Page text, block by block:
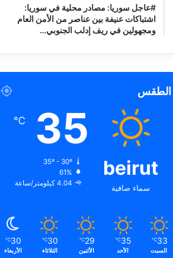
#عاجل سوريا: مصادر محلية في سوريا:
اشتباكات عنيفة بين عناصر من الأمن العام
ومجهولين في ريف إدلب الجنوبي…
الطقس
beirut
سماء صافية
35
℃
35º - 30º
61%
4.04 كيلومتر/ساعة
33
℃
السبت
35
℃
الأحد
29
℃
الأثنين
30
℃
الثلاثاء
30
℃
الأربعاء